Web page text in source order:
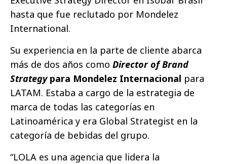
hasta que fue reclutado por Mondelez
International.
Su experiencia en la parte de cliente abarca
más de dos años como Director of Brand
Strategy para Mondelez Internacional para
LATAM. Estaba a cargo de la estrategia de
marca de todas las categorías en
Latinoamérica y era Global Strategist en la
categoría de bebidas del grupo.
“LOLA es una agencia que lidera la